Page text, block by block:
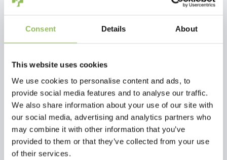
Consent Details About
This website uses cookies
We use cookies to personalise content and ads, to
provide social media features and to analyse our traffic.
We also share information about your use of our site with
our social media, advertising and analytics partners who
may combine it with other information that you’ve
provided to them or that they’ve collected from your use
of their services.
non hanno ricevuto, o hanno ricevuto in misura insufficiente,
un puledro non ha ricevuto colostro o ne ha ricevuto poco, è
essenziale compensare questa carenza. Cavalor Colostra aumenta il
livello di immunoglobuline nel sangue. Questo permette al puledro
di difendersi meglio da germi come virus e batteri durante la prima
settimana di vita. Una partenza solida è essenziale per una crescita e
uno sviluppo sani del puledro.